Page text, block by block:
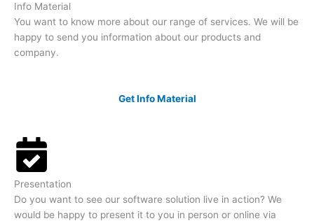
Info Material
You want to know more about our range of services. We will be
happy to send you information about our products and
company.
Get Info Material
Presentation
Do you want to see our software solution live in action? We
would be happy to present it to you in person or online via